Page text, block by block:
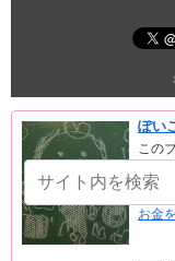
ぽい
この
てい
サブ
お金